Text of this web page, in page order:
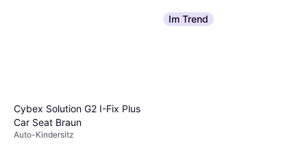
Neugeboreneneinsatz inklusive
Cybex Solution G2 I-Fix Plus
Car Seat Braun
Auto-Kindersitz
Im Trend